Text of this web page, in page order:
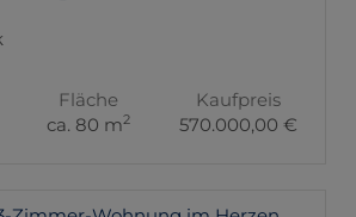
Fläche
ca. 80 m2
Kaufpreis
570.000,00 €